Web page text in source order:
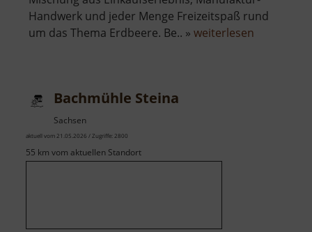
Handwerk und jeder Menge Freizeitspaß rund
um das Thema Erdbeere. Be.. » weiterlesen
Bachmühle Steina
Sachsen
aktuell vom 21.05.2026 / Zugriffe: 2800
55 km vom aktuellen Standort